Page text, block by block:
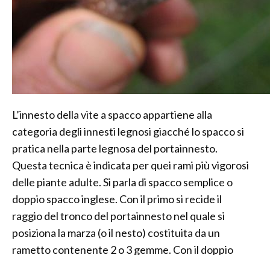
L’innesto della vite a spacco appartiene alla
categoria degli innesti legnosi giacché lo spacco si
pratica nella parte legnosa del portainnesto.
Questa tecnica è indicata per quei rami più vigorosi
delle piante adulte. Si parla di spacco semplice o
doppio spacco inglese. Con il primo si recide il
raggio del tronco del portainnesto nel quale si
posiziona la marza (o il nesto) costituita da un
rametto contenente 2 o 3 gemme. Con il doppio